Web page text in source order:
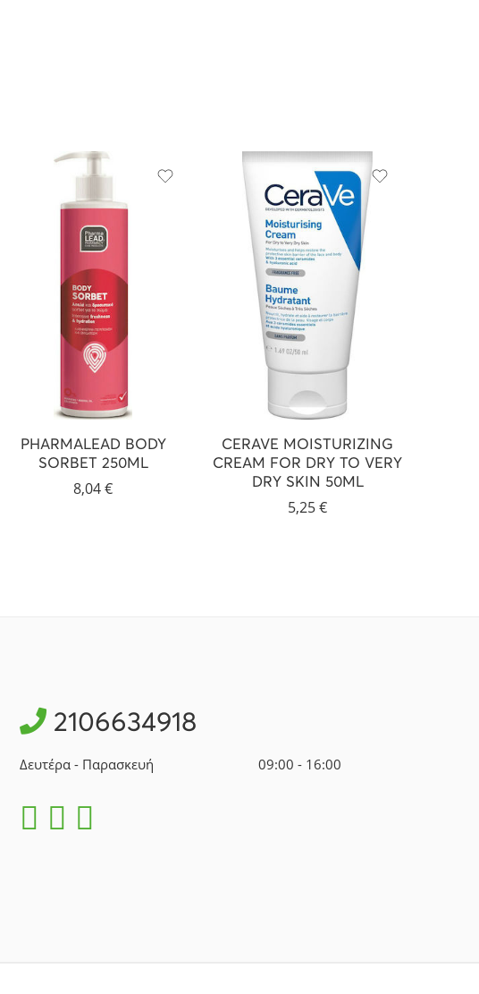
PHARMALEAD BODY
SORBET 250ML
8,04€
CERAVE MOISTURIZING
CREAM FOR DRY TO VERY
DRY SKIN 50ML
5,25€
2106634918
Δευτέρα - Παρασκευή 09:00 - 16:00